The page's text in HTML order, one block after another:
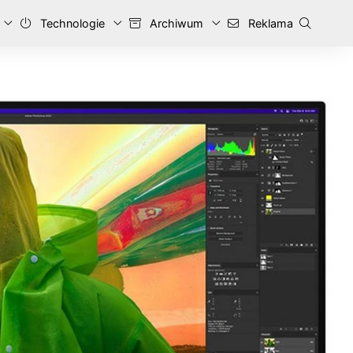
Technologie Archiwum Reklama